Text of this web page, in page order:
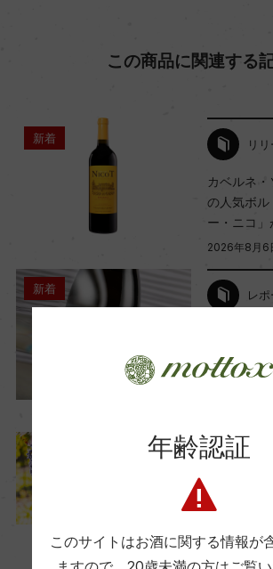
品種（原材料）
カベルネ・ソーヴィニヨン 70%/
14％
15℃
ー
有機JAS認証
この商品に関連する
新着 リ
カベルネ
の人気ボル
ー・ニコ」
2026年8月6
新着 レポ
今月の新
2026年8月1日
ワイ
世界一の人
ーヴィニ
イド
2024年8月28
年齢認証
このサイトはお酒に関する情報が